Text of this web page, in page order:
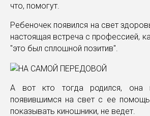
что, помогут.
Ребеночек появился на свет
настоящая встреча с профессией,
"это был сплошной позитив".
А вот кто тогда родился, она
появившимся на свет с ее
показывать киношники, не ведет.